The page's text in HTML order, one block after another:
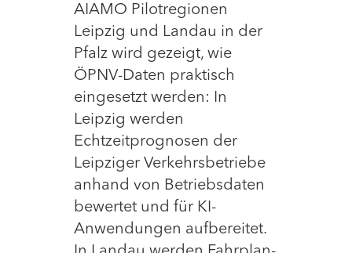
AIAMO Pilotregionen
Leipzig und Landau in der
Pfalz wird gezeigt, wie
ÖPNV-Daten praktisch
eingesetzt werden: In
Leipzig werden
Echtzeitprognosen der
Leipziger Verkehrsbetriebe
anhand von Betriebsdaten
bewertet und für KI-
Anwendungen aufbereitet.